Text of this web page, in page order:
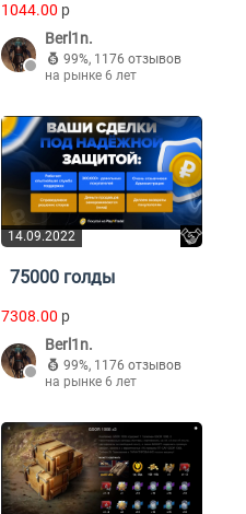
1044.00 p
Berl1n.
99%, 1176 отзывов
на рынке 6 лет
14.09.2022
75000 голды
7308.00 p
Berl1n.
99%, 1176 отзывов
на рынке 6 лет